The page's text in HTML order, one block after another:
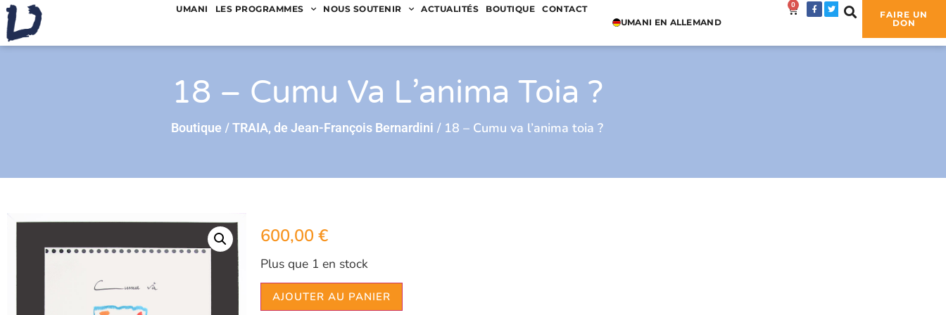
UMANI LES PROGRAMMES NOUS SOUTENIR ACTUALITÉS BOUTIQUE
CONTACT
UMANI EN ALLEMAND
€ 0
FAIRE UN
DON
18 – Cumu Va L’anima Toia ?
Boutique /TRAIA, de Jean-François Bernardini / 18 – Cumu va l’anima toia ?
600,00 €
Plus que 1 en stock
AJOUTER AU PANIER